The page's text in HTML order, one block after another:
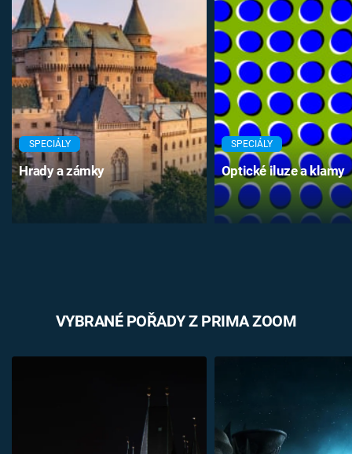
SPECIÁLY
Hrady a zámky
SPECIÁLY
Optické iluze a klamy
VYBRANÉ POŘADY Z PRIMA ZOOM